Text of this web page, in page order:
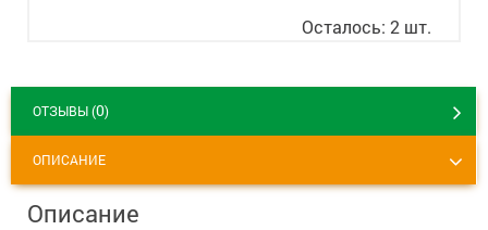
Осталось: 2 шт.
ОТЗЫВЫ (0)
ОПИСАНИЕ
Описание